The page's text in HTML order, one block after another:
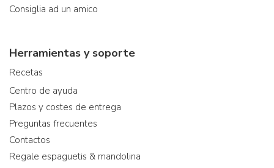
Consiglia ad un amico
Herramientas y soporte
Recetas
Centro de ayuda
Plazos y costes de entrega
Preguntas frecuentes
Contactos
Regale espaguetis & mandolina